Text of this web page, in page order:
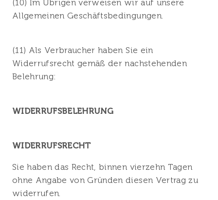
(10) Im Übrigen verweisen wir auf unsere
Allgemeinen Geschäftsbedingungen.
(11) Als Verbraucher haben Sie ein
Widerrufsrecht gemäß der nachstehenden
Belehrung:
WIDERRUFSBELEHRUNG
WIDERRUFSRECHT
Sie haben das Recht, binnen vierzehn Tagen
ohne Angabe von Gründen diesen Vertrag zu
widerrufen.